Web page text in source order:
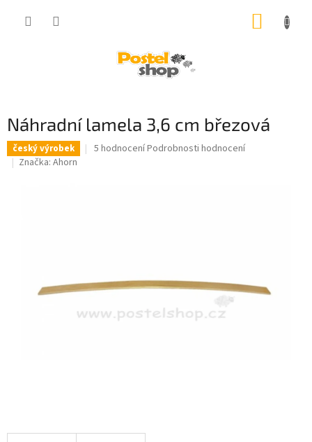
Náhradní lamela 3,6 cm březová
český výrobek
Průměrné
5 hodnoceníPodrobnosti hodnocení
Značka: Ahorn